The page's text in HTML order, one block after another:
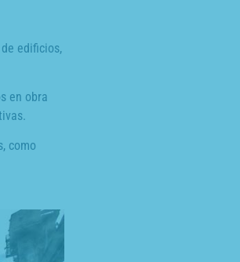
edificios,
en obra
como